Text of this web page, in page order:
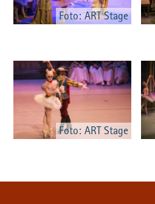
Foto: ART Stage
Foto: ART Stage